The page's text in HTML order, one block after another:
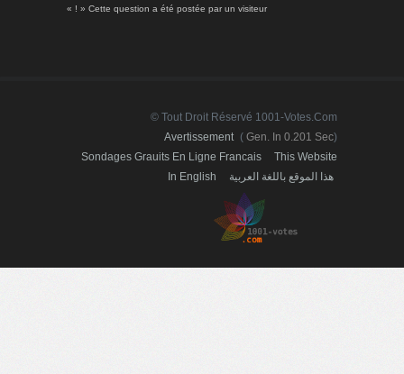
« ! » Cette question a été postée par un visiteur
© Tout Droit Réservé 1001-Votes.com
Avertissement ( Gen. In 0.201 Sec)
Sondages Grauits En Ligne Francais
This Website
In English
هذا الموقع باللغة العربية